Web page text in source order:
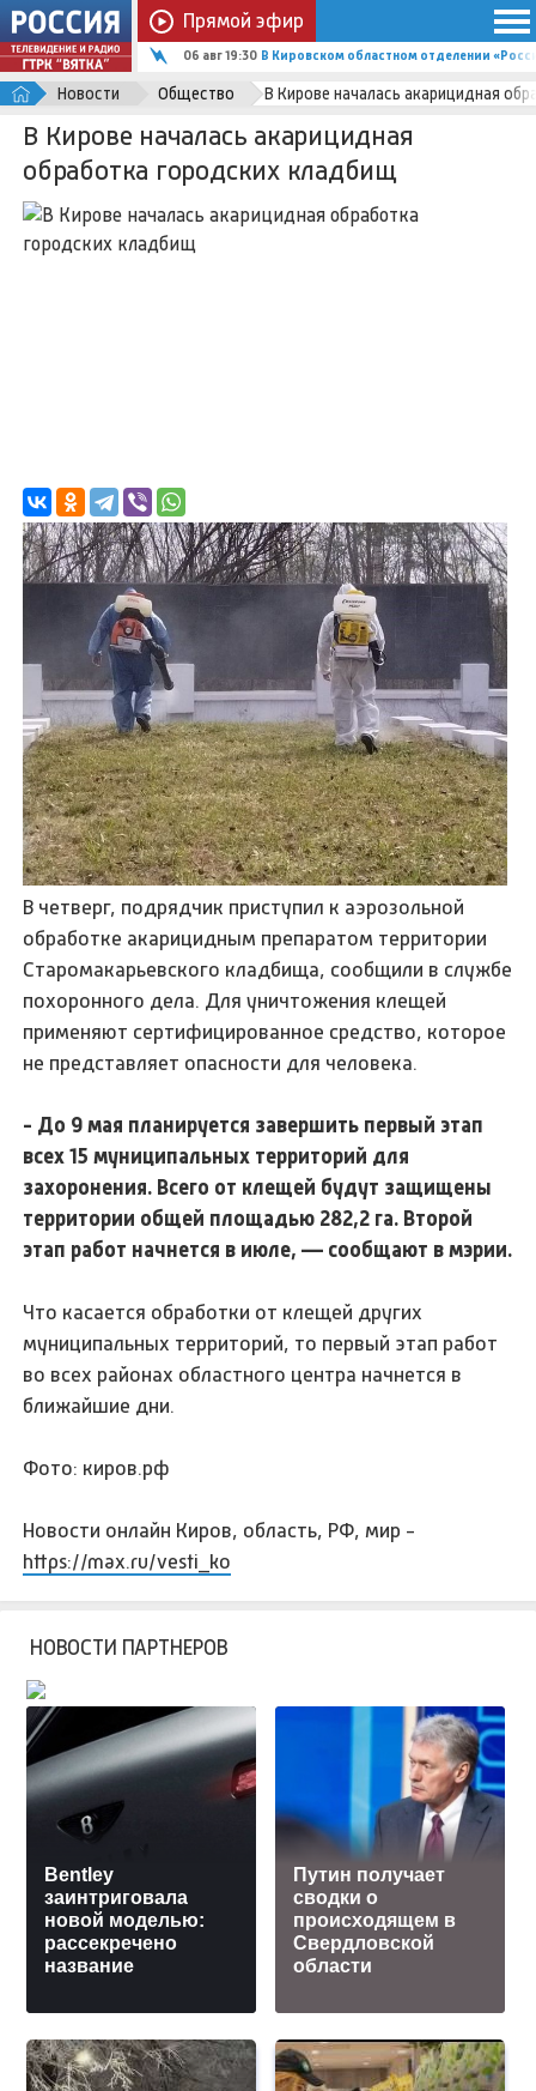
Прямой эфир
06 авг 19:30 В Кировском областном отделении
Новости Общество В Кирове началась акарицидная
В Кирове началась акарицидная
обработка городских кладбищ
В четверг, подрядчик приступил к аэрозольной
обработке акарицидным препаратом территории
Старомакарьевского кладбища, сообщили в службе
похоронного дела. Для уничтожения клещей
применяют сертифицированное средство, которое
не представляет опасности для человека.
- До 9 мая планируется завершить первый этап
всех 15 муниципальных территорий для
захоронения. Всего от клещей будут защищены
территории общей площадью 282,2 га. Второй
этап работ начнется в июле, — сообщают в мэрии.
Что касается обработки от клещей других
муниципальных территорий, то первый этап работ
во всех районах областного центра начнется в
ближайшие дни.
Фото: киров.рф
Новости онлайн Киров, область, РФ, мир -
https://max.ru/vesti_ko
НОВОСТИ ПАРТНЕРОВ
Bentley
заинтриговала
новой моделью:
рассекречено
название
Путин получает
сводки о
происходящем в
Свердловской
области